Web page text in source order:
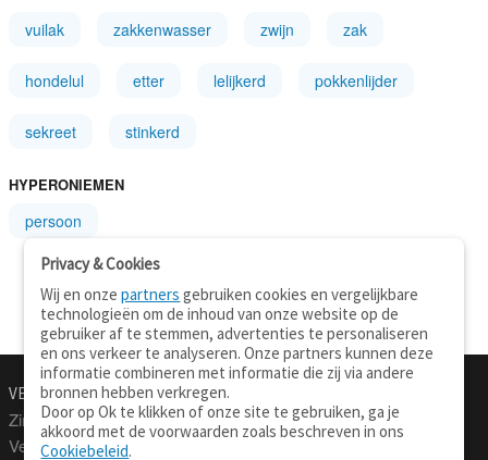
vuilak zakkenwasser zwijn zak
hondelul etter lelijkerd pokkenlijder
sekreet stinkerd
HYPERONIEMEN
persoon
VERTALEN.NU
Zinnen vertalen
Verklarend woordenboek
Over deze site
Privacy & Cookies
Wij en onzepartners gebruiken cookies en vergelijkbare
technologieën om de inhoud van onze website op de
gebruiker af te stemmen, advertenties te personaliseren
en ons verkeer te analyseren. Onze partners kunnen deze
informatie combineren met informatie die zij via andere
bronnen hebben verkregen.
Door op Ok te klikken of onze site te gebruiken, ga je
akkoord met de voorwaarden zoals beschreven in ons
Cookiebeleid.